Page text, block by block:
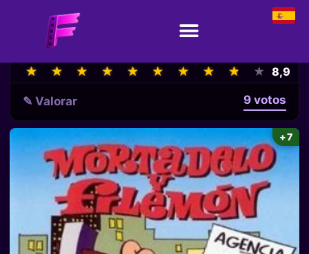
★
★ ★
★ ★
★ ★
★ ★
★ ★
★ ★
★ ★
★ ★
★ ★
★ 8,9
✎ Valorar 9 votos
+7